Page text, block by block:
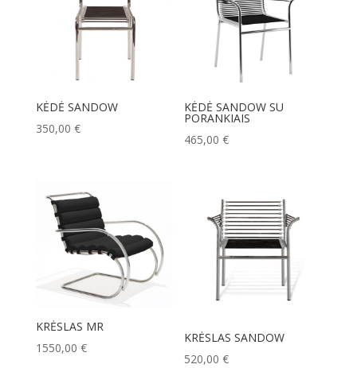
KĖDĖ SANDOW
350,00 €
KĖDĖ SANDOW SU
PORANKIAIS
465,00€
KRĖSLAS MR
1550,00 €
KRĖSLAS SANDOW
520,00€